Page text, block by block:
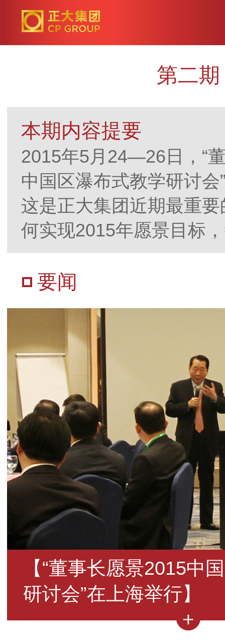
第二期
本期内容提要
2015年5月24—26日，“
中国区瀑布式教学研讨会
这是正大集团近期最重
何实现2015年愿景目标
要闻
【“董事长愿景2015中
研讨会”在上海举行】